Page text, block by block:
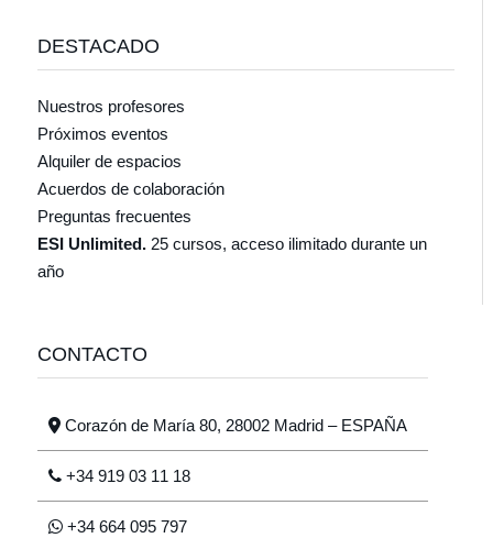
DESTACADO
Nuestros profesores
Próximos eventos
Alquiler de espacios
Acuerdos de colaboración
Preguntas frecuentes
ESI Unlimited. 25 cursos, acceso ilimitado durante un
año
CONTACTO
Corazón de María 80, 28002 Madrid – ESPAÑA
+34 919 03 11 18
+34 664 095 797